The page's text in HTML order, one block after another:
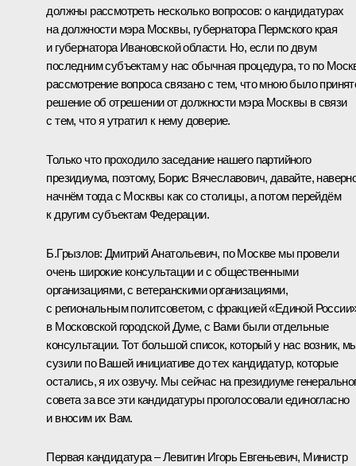
должны рассмотреть несколько вопросов: о кандидатурах
на должности мэра Москвы, губернатора Пермского края
и губернатора Ивановской области. Но, если по двум
последним субъектам у нас обычная процедура, то по
рассмотрение вопроса связано с тем, что мною было
решение об отрешении от должности мэра Москвы в связи
с тем, что я утратил к нему доверие.
Только что проходило заседание нашего партийного
президиума, поэтому, Борис Вячеславович, давайте,
начнём тогда с Москвы как со столицы, а потом перейдём
к другим субъектам Федерации.
Б.Грызлов: Дмитрий Анатольевич, по Москве мы провели
очень широкие консультации и с общественными
организациями, с ветеранскими организациями,
с региональным политсоветом, с фракцией «Единой
в Московской городской Думе, с Вами были отдельные
консультации. Тот большой список, который у нас возник,
сузили по Вашей инициативе до тех кандидатур, которые
остались, я их озвучу. Мы сейчас на президиуме
совета за все эти кандидатуры проголосовали единогласно
и вносим их Вам.
Первая кандидатура – Левитин Игорь Евгеньевич, Министр